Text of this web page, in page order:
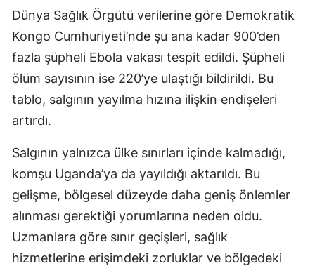
Dünya Sağlık Örgütü verilerine göre Demokratik
Kongo Cumhuriyeti’nde şu ana kadar 900’den
fazla şüpheli Ebola vakası tespit edildi. Şüpheli
ölüm sayısının ise 220’ye ulaştığı bildirildi. Bu
tablo, salgının yayılma hızına ilişkin endişeleri
artırdı.
Salgının yalnızca ülke sınırları içinde kalmadığı,
komşu Uganda’ya da yayıldığı aktarıldı. Bu
gelişme, bölgesel düzeyde daha geniş önlemler
alınması gerektiği yorumlarına neden oldu.
Uzmanlara göre sınır geçişleri, sağlık
hizmetlerine erişimdeki zorluklar ve bölgedeki